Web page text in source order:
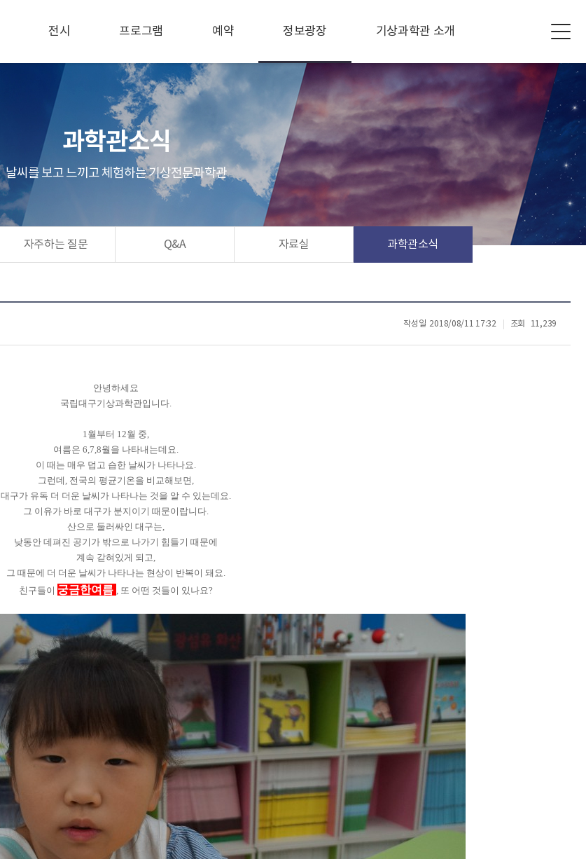
전시 프로그램 예약 정보광장 기상과학관 소개
과학관소식
날씨를 보고 느끼고 체험하는 기상전문과학관
자주하는 질문 Q&A 자료실 과학관소식
작성일 2018/08/11 17:32 조회 11,239
안녕하세요
국립대구기상과학관입니다.
1월부터 12월 중,
여름은 6,7,8월을 나타내는데요.
이 때는 매우 덥고 습한 날씨가 나타나요.
그런데, 전국의 평균기온을 비교해보면,
대구가 유독 더 더운 날씨가 나타나는 것을 알 수 있는데요.
그 이유가 바로 대구가 분지이기 때문이랍니다.
산으로 둘러싸인 대구는,
낮동안 데펴진 공기가 밖으로 나가기 힘들기 때문에
계속 갇혀있게 되고,
그 때문에 더 더운 날씨가 나타나는 현상이 반복이 돼요.
친구들이 궁금한여름 , 또 어떤 것들이 있나요?